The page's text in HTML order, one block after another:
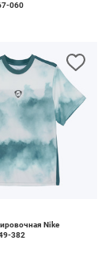
060
Nike
382